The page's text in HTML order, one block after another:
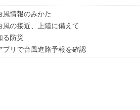
風情報のみかた
風の接近、上陸に備えて
る防災
プリで台風進路予報を確認